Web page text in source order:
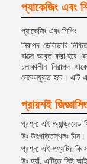
প্যাকেজিং এবং
প্যাকেজিং এবং শিপিং
নিরাপদ ডেলিভারি
বাক্সে আবৃত করা
চলাকালীন নিরাপদ
লেবেলযুক্ত হবে। এটি
প্রায়শই
প্রশ্ন: এই অ্যান্ড্রয়েড
উঃ উৎপত্তিস্থলঃ চীন।
প্রশ্ন: এই পণ্যটির কি
উঃ হ্যাঁ, এটিতে সিই